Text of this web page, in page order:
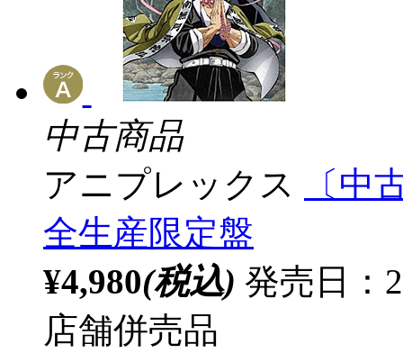
中古商品
アニプレックス
〔中
全生産限定盤
¥4,980(税込) 発売日：
店舗併売品